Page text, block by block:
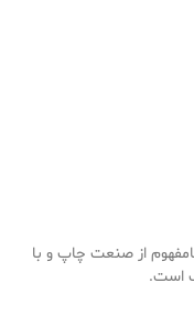
از صنعت چاپ و با
است.